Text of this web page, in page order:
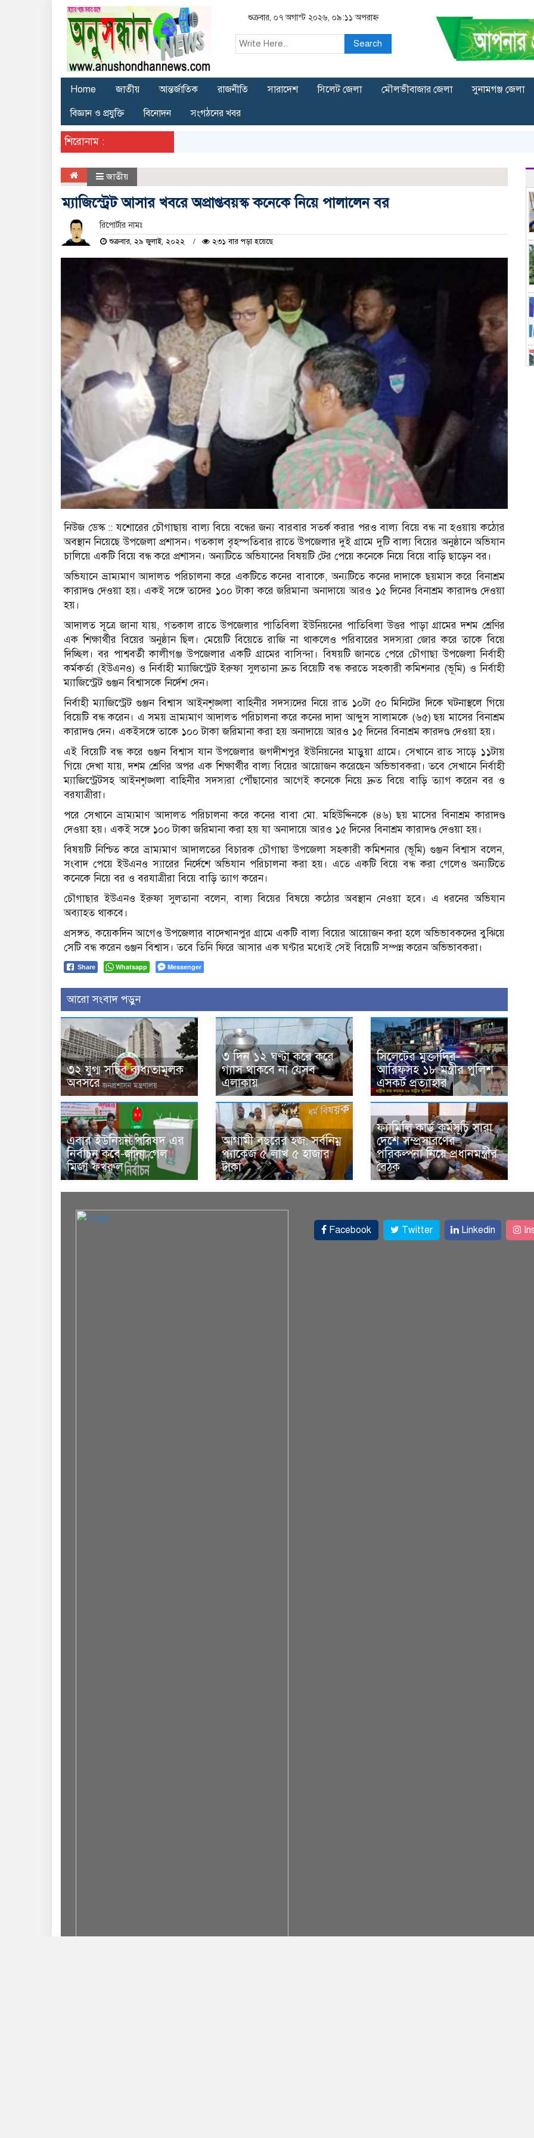
শুক্রবার, ০৭ অগাস্ট ২০২৬, ০৯:১১ অপরাহ্ন
Search
Home জাতীয় আন্তর্জাতিক রাজনীতি সারাদেশ সিলেট জেলা মৌলভীবাজার জেলা সুনামগঞ্জ জেলা
বিজ্ঞান ও প্রযুক্তি
বিনোদন সংগঠনের খবর
শিরোনাম :
জাতীয়
ম্যাজিস্ট্রেট আসার খবরে অপ্রাপ্তবয়স্ক কনেকে নিয়ে পালালেন বর
রিপোর্টার নামঃ
শুক্রবার, ২৯ জুলাই, ২০২২ ২৩১ বার পড়া হয়েছে
নিউজ ডেস্ক :: যশোরের চৌগাছায় বাল্য বিয়ে বন্ধের জন্য বারবার সতর্ক করার পরও বাল্য বিয়ে বন্ধ না হওয়ায় কঠোর
অবস্থান নিয়েছে উপজেলা প্রশাসন। গতকাল বৃহস্পতিবার রাতে উপজেলার দুই গ্রামে দুটি বাল্য বিয়ের অনুষ্ঠানে অভিযান
চালিয়ে একটি বিয়ে বন্ধ করে প্রশাসন। অন্যটিতে অভিযানের বিষয়টি টের পেয়ে কনেকে নিয়ে বিয়ে বাড়ি ছাড়েন বর।
অভিযানে ভ্রাম্যমাণ আদালত পরিচালনা করে একটিতে কনের বাবাকে, অন্যটিতে কনের দাদাকে ছয়মাস করে বিনাশ্রম
কারাদণ্ড দেওয়া হয়। একই সঙ্গে তাদের ১০০ টাকা করে জরিমানা অনাদায়ে আরও ১৫ দিনের বিনাশ্রম কারাদণ্ড দেওয়া
হয়।
আদালত সূত্রে জানা যায়, গতকাল রাতে উপজেলার পাতিবিলা ইউনিয়নের পাতিবিলা উত্তর পাড়া গ্রামের দশম শ্রেণির
এক শিক্ষার্থীর বিয়ের অনুষ্ঠান ছিল। মেয়েটি বিয়েতে রাজি না থাকলেও পরিবারের সদস্যরা জোর করে তাকে বিয়ে
দিচ্ছিল। বর পাশ্ববর্তী কালীগঞ্জ উপজেলার একটি গ্রামের বাসিন্দা। বিষয়টি জানতে পেরে চৌগাছা উপজেলা নির্বাহী
কর্মকর্তা (ইউএনও) ও নির্বাহী ম্যাজিস্ট্রেট ইরুফা সুলতানা দ্রুত বিয়েটি বন্ধ করতে সহকারী কমিশনার (ভূমি) ও নির্বাহী
ম্যাজিস্ট্রেট গুঞ্জন বিশ্বাসকে নির্দেশ দেন।
নির্বাহী ম্যাজিস্ট্রেট গুঞ্জন বিশ্বাস আইনশৃঙ্খলা বাহিনীর সদস্যদের নিয়ে রাত ১০টা ৫০ মিনিটের দিকে ঘটনাস্থলে গিয়ে
বিয়েটি বন্ধ করেন। এ সময় ভ্রাম্যমাণ আদালত পরিচালনা করে কনের দাদা আব্দুস সালামকে (৬৫) ছয় মাসের বিনাশ্রম
কারাদণ্ড দেন। একইসঙ্গে তাকে ১০০ টাকা জরিমানা করা হয় অনাদায়ে আরও ১৫ দিনের বিনাশ্রম কারদণ্ড দেওয়া হয়।
এই বিয়েটি বন্ধ করে গুঞ্জন বিশ্বাস যান উপজেলার জগদীশপুর ইউনিয়নের মাড়ুয়া গ্রামে। সেখানে রাত সাড়ে ১১টায়
গিয়ে দেখা যায়, দশম শ্রেণির অপর এক শিক্ষার্থীর বাল্য বিয়ের আয়োজন করেছেন অভিভাবকরা। তবে সেখানে নির্বাহী
ম্যাজিস্ট্রেটসহ আইনশৃঙ্খলা বাহিনীর সদস্যরা পৌঁছানোর আগেই কনেকে নিয়ে দ্রুত বিয়ে বাড়ি ত্যাগ করেন বর ও
বরযাত্রীরা।
পরে সেখানে ভ্রাম্যমাণ আদালত পরিচালনা করে কনের বাবা মো. মহিউদ্দিনকে (৪৬) ছয় মাসের বিনাশ্রম কারাদণ্ড
দেওয়া হয়। একই সঙ্গে ১০০ টাকা জরিমানা করা হয় যা অনাদায়ে আরও ১৫ দিনের বিনাশ্রম কারাদণ্ড দেওয়া হয়।
বিষয়টি নিশ্চিত করে ভ্রাম্যমাণ আদালতের বিচারক চৌগাছা উপজেলা সহকারী কমিশনার (ভূমি) গুঞ্জন বিশ্বাস বলেন,
সংবাদ পেয়ে ইউএনও স্যারের নির্দেশে অভিযান পরিচালনা করা হয়। এতে একটি বিয়ে বন্ধ করা গেলেও অন্যটিতে
কনেকে নিয়ে বর ও বরযাত্রীরা বিয়ে বাড়ি ত্যাগ করেন।
চৌগাছার ইউএনও ইরুফা সুলতানা বলেন, বাল্য বিয়ের বিষয়ে কঠোর অবস্থান নেওয়া হবে। এ ধরনের অভিযান
অব্যাহত থাকবে।
প্রসঙ্গত, কয়েকদিন আগেও উপজেলার বাদেখানপুর গ্রামে একটি বাল্য বিয়ের আয়োজন করা হলে অভিভাবকদের বুঝিয়ে
সেটি বন্ধ করেন গুঞ্জন বিশ্বাস। তবে তিনি ফিরে আসার এক ঘণ্টার মধ্যেই সেই বিয়েটি সম্পন্ন করেন অভিভাবকরা।
Share Whatsapp Messenger
আরো সংবাদ পড়ুন
৩২ যুগ্ম সচিব বাধ্যতামূলক
অবসরে
৩ দিন ১২ ঘণ্টা করে করে
গ্যাস থাকবে না যেসব
এলাকায়
সিলেটের মুক্তাদির-
আরিফসহ ১৮ মন্ত্রীর পুলিশ
এসকর্ট প্রত্যাহার
এবার ইউনিয়ন পরিষদ এর
নির্বাচন কবে-জানা গেল
মির্জা ফখরুল
আগামী বছরের হজ: সর্বনিম্ন
প্যাকেজ ৫ লাখ ৫ হাজার
টাকা
ফ্যামিলি কার্ড কর্মসূচি সারা
দেশে সম্প্রসারণের
পরিকল্পনা নিয়ে প্রধানমন্ত্রীর
বৈঠক
Facebook Twitter Linkedin